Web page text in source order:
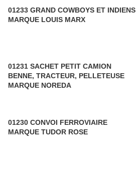
01233 GRAND COWBOYS ET INDIENS
MARQUE LOUIS MARX
01231 SACHET PETIT CAMION
BENNE, TRACTEUR, PELLETEUSE
MARQUE NOREDA
01230 CONVOI FERROVIAIRE
MARQUE TUDOR ROSE